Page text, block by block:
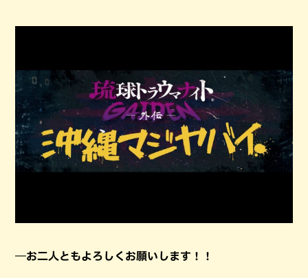
―お二人ともよろしくお願いします！！